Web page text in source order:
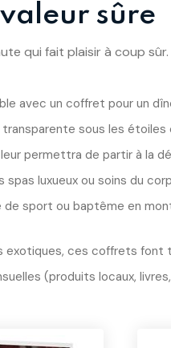
sûre
qui fait plaisir à coup
avec un coffret pour un
transparente sous les
permettra de partir à la
luxueux ou soins du
sport ou baptême en
exotiques, ces coffrets font
(produits locaux,